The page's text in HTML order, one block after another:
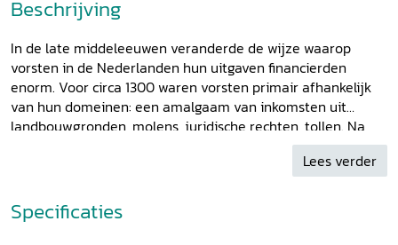
Beschrijving
In de late middeleeuwen veranderde de wijze waarop
vorsten in de Nederlanden hun uitgaven financierden
enorm. Voor circa 1300 waren vorsten primair afhankelijk
van hun domeinen: een amalgaam van inkomsten uit
landbouwgronden, molens, juridische rechten, tollen. Na
ongeveer 1500 zorgen belastingen en leningen, waarbij het
kapitaal van onderdanen werd aangesproken, voor de
bovendien gepaard zijn gegaan met een opkomst van
‘democratische’ representatieve organisaties zoals
Lees verder
Specificaties